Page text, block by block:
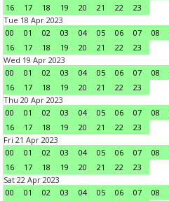
16
17 18 19 20 21 22
23
Tue 18 Apr 2023
00
01 02 03 04 05 06 07 08
16
17 18 19 20 21 22
23
Wed 19 Apr 2023
00
01 02 03 04 05 06 07 08
16
17 18 19 20 21 22
23
Thu 20 Apr 2023
00
01 02 03 04 05 06 07 08
16
17 18 19 20 21 22
23
Fri 21 Apr 2023
00
01 02 03 04 05 06 07 08
16
17 18 19 20 21 22
23
Sat 22 Apr 2023
00
01 02 03 04 05 06 07 08